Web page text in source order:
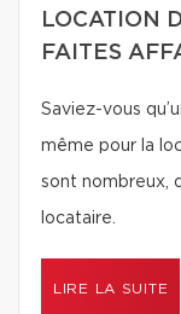
LOCATION
FAITES
Saviez-vous
même pour la
sont nombreux,
locataire.
LIRE LA SUITE